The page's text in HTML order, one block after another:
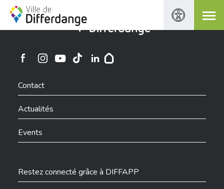
Ville de Differdange
Ville de Differdange sur Instagram
Contact
Actualités
Events
Restez connecté grâce à DIFFAPP